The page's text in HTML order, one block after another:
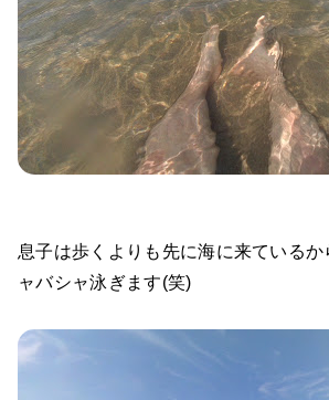
息子は歩くよりも先に海に来ている
ャバシャ泳ぎます(笑)